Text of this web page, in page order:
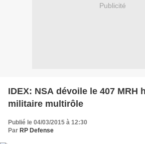
Publicité
IDEX: NSA dévoile le 407 MRH
militaire multirôle
Publié le 04/03/2015 à 12:30
Par RP Defense